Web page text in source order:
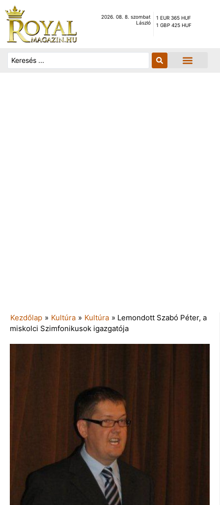
2026. 08. 8. szombat
László
1 EUR 365 HUF
1 GBP 425 HUF
Kezdőlap » Kultúra » Kultúra » Lemondott Szabó Péter, a
miskolci Szimfonikusok igazgatója